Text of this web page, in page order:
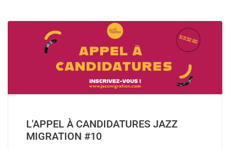
L'APPEL À CANDIDATURES JAZZ
MIGRATION #10